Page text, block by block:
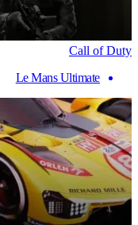
Call of Duty
Le Mans Ultimate